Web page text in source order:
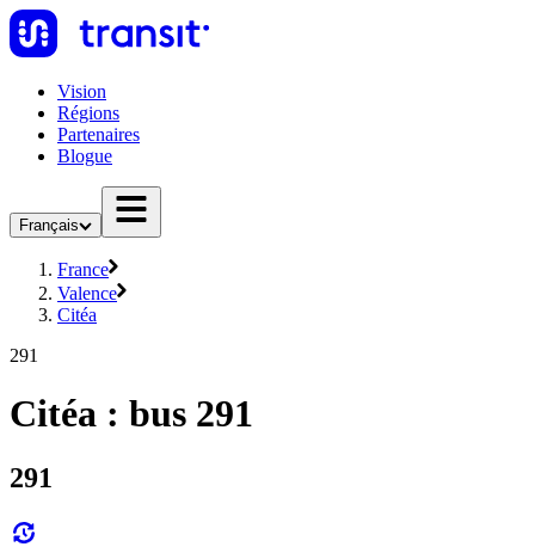
Vision
Régions
Partenaires
Blogue
Français
France
Valence
Citéa
291
Citéa : bus 291
291